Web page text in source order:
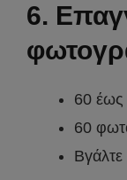
6.
60
60
Βγάλτε